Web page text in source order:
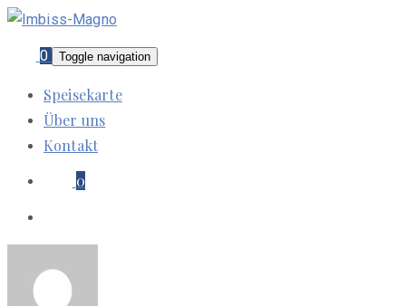
0 Toggle navigation
Speisekarte
Über uns
Kontakt
0